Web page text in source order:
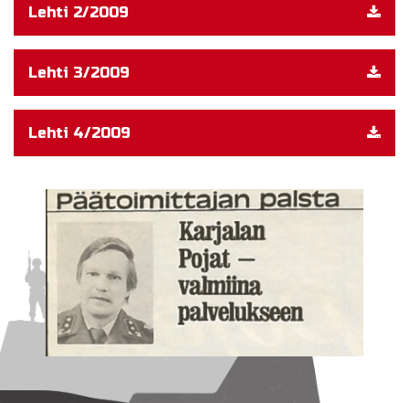
Lehti 2/2009
Lehti 3/2009
Lehti 4/2009